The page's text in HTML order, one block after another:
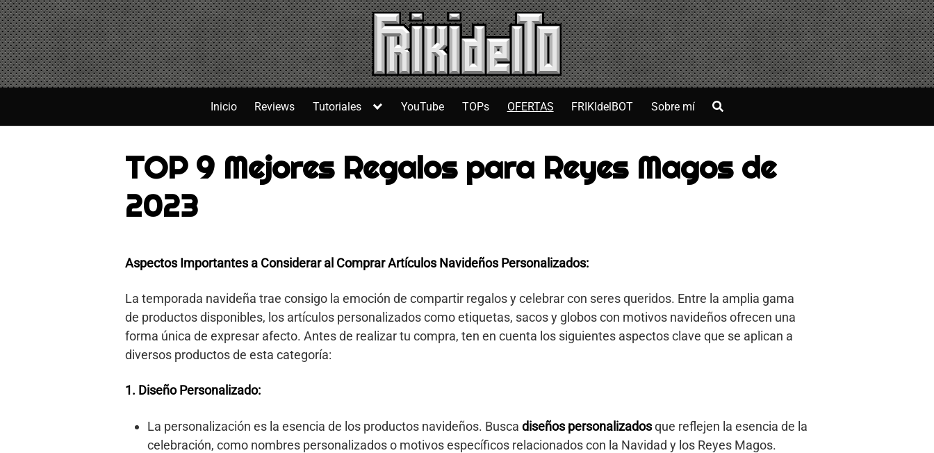
Saltar
al
contenido
Inicio Reviews Tutoriales YouTube TOPs OFERTAS FRIKIdelBOT Sobre mí
TOP 9 Mejores Regalos para Reyes Magos de
2023
Aspectos Importantes a Considerar al Comprar Artículos Navideños Personalizados:
La temporada navideña trae consigo la emoción de compartir regalos y celebrar con seres queridos. Entre la amplia gama
de productos disponibles, los artículos personalizados como etiquetas, sacos y globos con motivos navideños ofrecen una
forma única de expresar afecto. Antes de realizar tu compra, ten en cuenta los siguientes aspectos clave que se aplican a
diversos productos de esta categoría:
1. Diseño Personalizado:
La personalización es la esencia de los productos navideños. Busca diseños personalizadosque reflejen la esencia de la
celebración, como nombres personalizados o motivos específicos relacionados con la Navidad y los Reyes Magos.